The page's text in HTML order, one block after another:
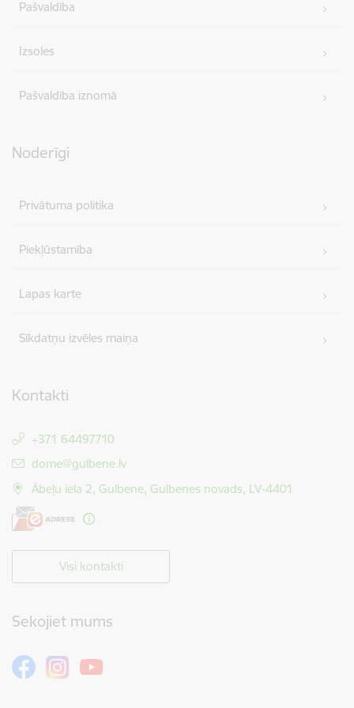
Pašvaldība
Izsoles
Pašvaldība iznomā
Noderīgi
Privātuma politika
Piekļūstamība
Lapas karte
Sīkdatņu izvēles maiņa
Kontakti
+371 64497710
E-pasts:
dome@gulbene.lv
Ābeļu iela 2, Gulbene, Gulbenes novads, LV-4401
Visi kontakti
Sekojiet mums